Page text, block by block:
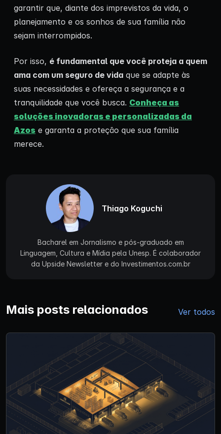
garantir que, diante dos imprevistos da vida, o
planejamento e os sonhos de sua família não
sejam interrompidos.
Por isso, é fundamental que você proteja a quem
ama com um seguro de vida que se adapte às
suas necessidades e ofereça a segurança e a
tranquilidade que você busca. Conheça as
soluções inovadoras e personalizadas da
Azos e garanta a proteção que sua família
merece.
Thiago Koguchi
Bacharel em Jornalismo e pós-graduado em
Linguagem, Cultura e Mídia pela Unesp. É colaborador
da Upside Newsletter e do Investimentos.com.br
Mais posts relacionados Ver todos